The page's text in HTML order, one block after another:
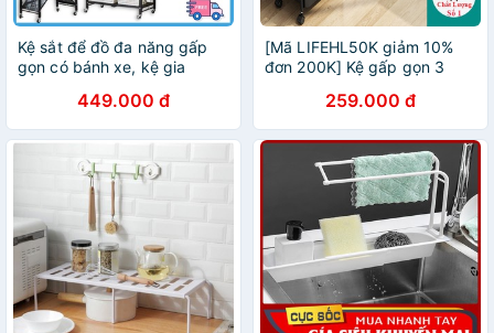
Kệ sắt để đồ đa năng gấp
gọn có bánh xe, kệ gia
449.000 đ
[Mã LIFEHL50K giảm 10%
đơn 200K] Kệ gấp gọn 3
spa đa năng cao cấp có
bánh xe di chuyển
259.000 đ